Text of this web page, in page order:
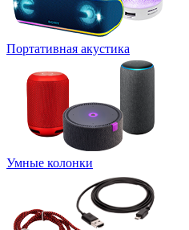
Портативная акустика
Умные колонки